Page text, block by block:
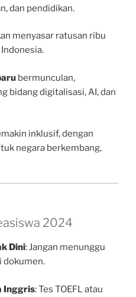
dan pendidikan.
menyasar ratusan ribu
bermunculan,
bidang digitalisasi, AI, dan
inklusif, dengan
negara berkembang,
2024
Dini: Jangan menunggu
dokumen.
Inggris: Tes TOEFL atau